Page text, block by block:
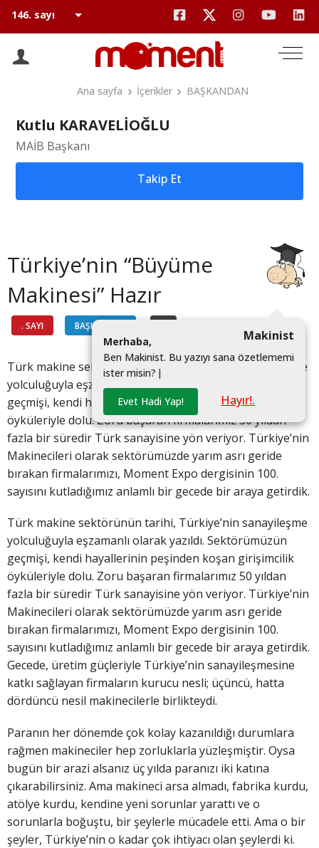
Ana sayfa İçerikler BAŞKANDAN
Kutlu KARAVELİOĞLU
MAİB Başkanı
Takip Et
Türkiye’nin “Büyüme
Makinesi” Hazır
. SAYI BAŞKANDAN
Makinist
Merhaba,
Ben Makinist. Bu yazıyı sana özetlememi
ister misin? |
Evet Hadi Yap! Hayır!.
Türk makine sektörünün tarihi, Türkiye’nin sanayileşme
yolculuğuyla eşzamanlı olarak yazıldı. Sektörümüzün
geçmişi, kendi hayallerinin peşinden koşan girişimcilik
öyküleriyle dolu. Zoru başaran firmalarımız 50 yıldan
fazla bir süredir Türk sanayisine yön veriyor. Türkiye’nin
Makinecileri olarak sektörümüzde yarım asrı geride
bırakan firmalarımızı, Moment Expo dergisinin 100.
sayısını kutladığımız anlamlı bir gecede bir araya getirdik.
Türk makine sektörünün tarihi, Türkiye’nin sanayileşme
yolculuğuyla eşzamanlı olarak yazıldı. Sektörümüzün
geçmişi, kendi hayallerinin peşinden koşan girişimcilik
öyküleriyle dolu. Zoru başaran firmalarımız 50 yıldan
fazla bir süredir Türk sanayisine yön veriyor. Türkiye’nin
Makinecileri olarak sektörümüzde yarım asrı geride
bırakan firmalarımızı, Moment Expo dergisinin 100.
sayısını kutladığımız anlamlı bir gecede bir araya getirdik.
Gecede, üretim güçleriyle Türkiye’nin sanayileşmesine
katkı sağlayan firmaların kurucu nesli; üçüncü, hatta
dördüncü nesil makinecilerle birlikteydi.
Paranın her dönemde çok kolay kazanıldığı durumlara
rağmen makineciler hep zorluklarla yüzleşmiştir. Oysa
bugün bir arazi alsanız üç yılda paranızı iki katına
çıkarabilirsiniz. Ama makineci arsa almadı, fabrika kurdu,
atölye kurdu, kendine yeni sorunlar yarattı ve o
sorunlarla boğuştu, bir şeylerle mücadele etti. Ama o bir
şeyler, Türkiye’nin o kadar çok ihtiyacı olan şeylerdi ki.